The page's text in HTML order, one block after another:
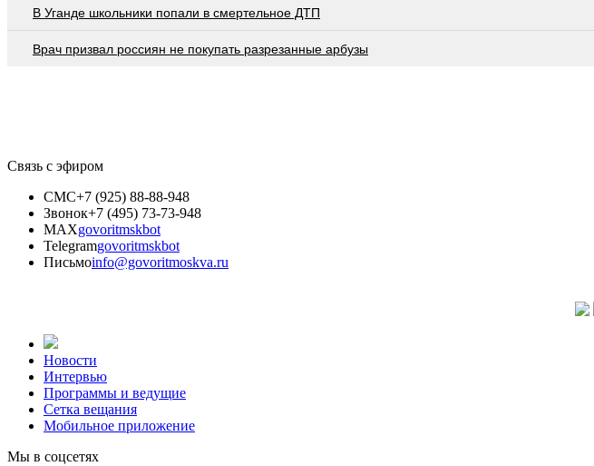
В Уганде школьники попали в смертельное ДТП
Врач призвал россиян не покупать разрезанные арбузы
Связь с эфиром
СМС+7 (925) 88-88-948
Звонок+7 (495) 73-73-948
MAXgovoritmskbot
Telegramgovoritmskbot
Письмоinfo@govoritmoskva.ru
Новости
Интервью
Программы и ведущие
Сетка вещания
Мобильное приложение
Мы в соцсетях